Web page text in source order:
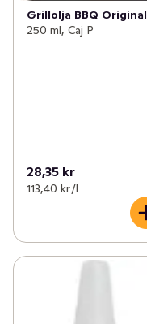
Grillolja BBQ Original
250 ml, Caj P
28,35 kr
113,40 kr /l